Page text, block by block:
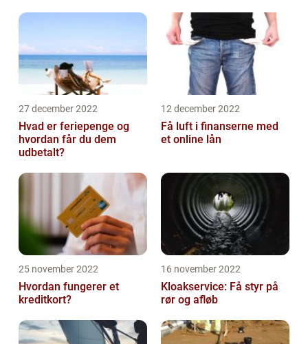
27 december 2022
Hvad er feriepenge og
hvordan får du dem
udbetalt?
12 december 2022
Få luft i finanserne med
et online lån
25 november 2022
Hvordan fungerer et
kreditkort?
16 november 2022
Kloakservice: Få styr på
rør og afløb